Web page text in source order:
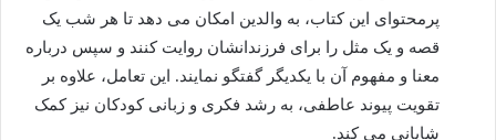
پرمحتوای این کتاب، به والدین امکان می دهد تا هر شب یک
قصه و یک مثل را برای فرزندانشان روایت کنند و سپس درباره
معنا و مفهوم آن با یکدیگر گفتگو نمایند. این تعامل، علاوه بر
تقویت پیوند عاطفی، به رشد فکری و زبانی کودکان نیز کمک
شایانی می کند.